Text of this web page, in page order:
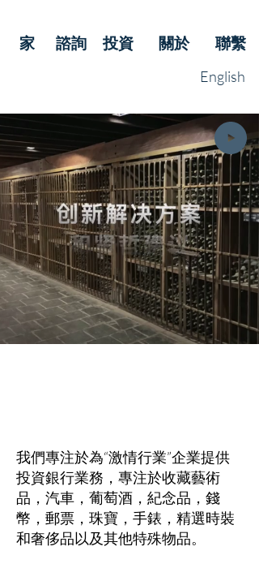
我們專注於為“激情行業”企業提供
投資銀行業務，專注於收藏藝術
品，汽車，葡萄酒，紀念品，錢
幣，郵票，珠寶，手錶，精選時裝
和奢侈品以及其他特殊物品。
English
關於
投資
家 諮詢 聯繫